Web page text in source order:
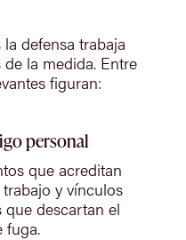
defensa trabaja
la medida. Entre
figuran:
personal
que acreditan
y vínculos
que descartan el
fuga.